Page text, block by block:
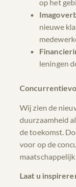
op het
nieuwe
leningen
Wij zien de
duurzaamheid
de toekomst.
voor op de
Laat u